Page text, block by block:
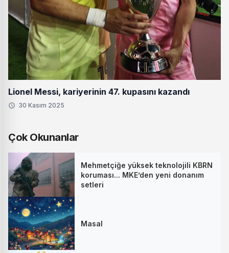
Lionel Messi, kariyerinin 47. kupasını kazandı
30 Kasım 2025
Çok Okunanlar
Mehmetçiğe yüksek teknolojili KBRN
koruması... MKE’den yeni donanım
setleri
Masal